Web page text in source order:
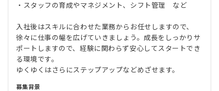
・スタッフの育成やマネジメント、シフト管理 など
入社後はスキルに合わせた業務からお任せしますので、
徐々に仕事の幅を広げていきましょう。成長をしっかりサ
ポートしますので、経験に関わらず安心してスタートでき
る環境です。
ゆくゆくはさらにステップアップなどめざせます。
募集背景